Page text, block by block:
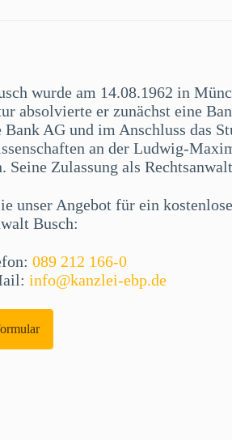
wurde am 14.08.1962 in
absolvierte er zunächst eine
Bank AG und im Anschluss das
an der Ludwig-
Seine Zulassung als
unser Angebot für ein
Busch:
089 212 166-0
info@kanzlei-ebp.de